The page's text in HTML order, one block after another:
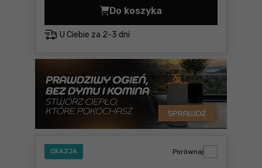
U Ciebie za 2-3 dni
Do koszyka
Pilnik okrągły 4.0mm do
OKAZJA Porównaj